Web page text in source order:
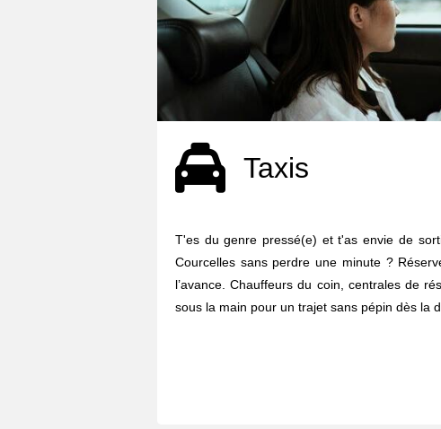
Taxis
T'es du genre pressé(e) et t'as envie de
Courcelles sans perdre une minute ?
l’avance. Chauffeurs du coin, centrales de
sous la main pour un trajet sans pépin dès la